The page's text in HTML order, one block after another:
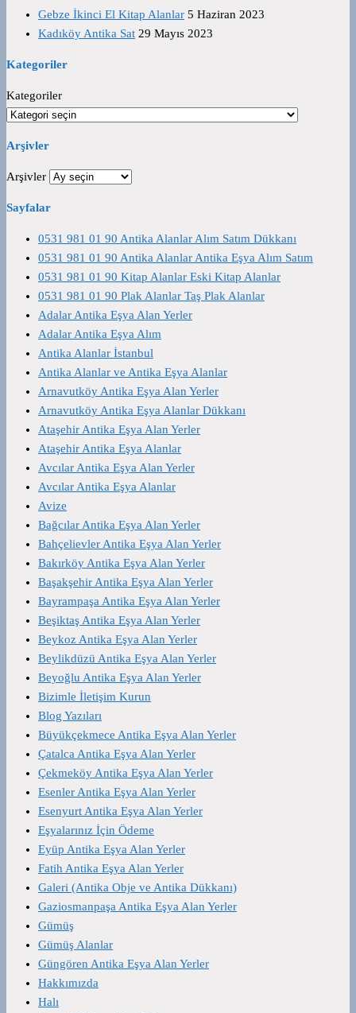
Gebze İkinci El Kitap Alanlar 5 Haziran 2023
Kadıköy Antika Sat 29 Mayıs 2023
Kategoriler
Kategoriler
Arşivler
Arşivler
Sayfalar
0531 981 01 90 Antika Alanlar Alım Satım Dükkanı
0531 981 01 90 Antika Alanlar Antika Eşya Alım Satım
0531 981 01 90 Kitap Alanlar Eski Kitap Alanlar
0531 981 01 90 Plak Alanlar Taş Plak Alanlar
Adalar Antika Eşya Alan Yerler
Adalar Antika Eşya Alım
Antika Alanlar İstanbul
Antika Alanlar ve Antika Eşya Alanlar
Arnavutköy Antika Eşya Alan Yerler
Arnavutköy Antika Eşya Alanlar Dükkanı
Ataşehir Antika Eşya Alan Yerler
Ataşehir Antika Eşya Alanlar
Avcılar Antika Eşya Alan Yerler
Avcılar Antika Eşya Alanlar
Avize
Bağcılar Antika Eşya Alan Yerler
Bahçelievler Antika Eşya Alan Yerler
Bakırköy Antika Eşya Alan Yerler
Başakşehir Antika Eşya Alan Yerler
Bayrampaşa Antika Eşya Alan Yerler
Beşiktaş Antika Eşya Alan Yerler
Beykoz Antika Eşya Alan Yerler
Beylikdüzü Antika Eşya Alan Yerler
Beyoğlu Antika Eşya Alan Yerler
Bizimle İletişim Kurun
Blog Yazıları
Büyükçekmece Antika Eşya Alan Yerler
Çatalca Antika Eşya Alan Yerler
Çekmeköy Antika Eşya Alan Yerler
Esenler Antika Eşya Alan Yerler
Esenyurt Antika Eşya Alan Yerler
Eşyalarınız İçin Ödeme
Eyüp Antika Eşya Alan Yerler
Fatih Antika Eşya Alan Yerler
Galeri (Antika Obje ve Antika Dükkanı)
Gaziosmanpaşa Antika Eşya Alan Yerler
Gümüş
Gümüş Alanlar
Güngören Antika Eşya Alan Yerler
Hakkımızda
Halı